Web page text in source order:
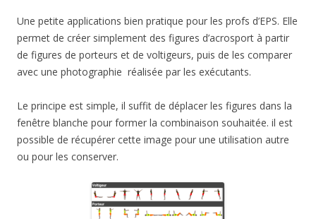
Une petite applications bien pratique pour les profs d’EPS. Elle
permet de créer simplement des figures d’acrosport à partir
de figures de porteurs et de voltigeurs, puis de les comparer
avec une photographie réalisée par les exécutants.
Le principe est simple, il suffit de déplacer les figures dans la
fenêtre blanche pour former la combinaison souhaitée. il est
possible de récupérer cette image pour une utilisation autre
ou pour les conserver.